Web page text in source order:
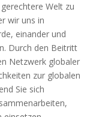
Welt zu
wir uns in
einander und
Durch den Beitritt
Netzwerk globaler
zur globalen
Sie sich